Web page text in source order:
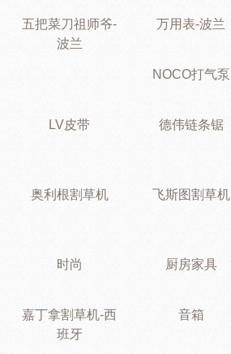
五把菜刀祖师爷-
波兰
万用表-波兰
NOCO打气泵
LV皮带 德伟链条锯
奥利根割草机 飞斯图割草机
时尚 厨房家具
嘉丁拿割草机-西
班牙
音箱